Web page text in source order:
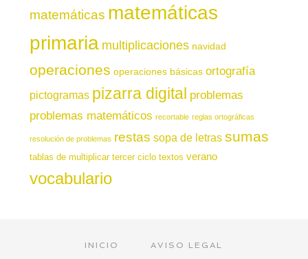
matemáticas matemáticas
primaria multiplicaciones navidad
operaciones operaciones básicas ortografía
pictogramas pizarra digital problemas
problemas matemáticos recortable reglas ortográficas
resolución de problemas restas sopa de letras sumas
tablas de multiplicar tercer ciclo textos verano
vocabulario
INICIO AVISO LEGAL